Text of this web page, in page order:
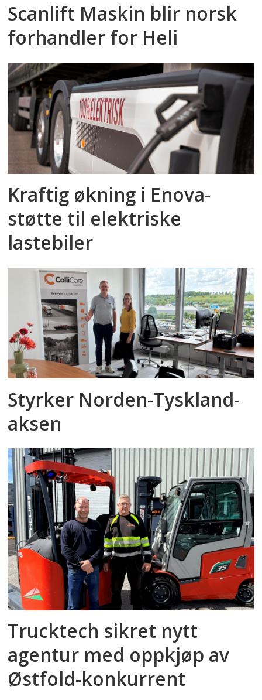
Scanlift Maskin blir norsk
forhandler for Heli
Kraftig økning i Enova-
støtte til elektriske
lastebiler
Styrker Norden-Tyskland-
aksen
Trucktech sikret nytt
agentur med oppkjøp av
Østfold-konkurrent